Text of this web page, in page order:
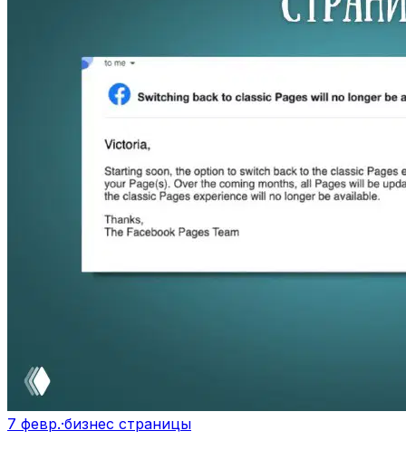
7 февр.·бизнес страницы